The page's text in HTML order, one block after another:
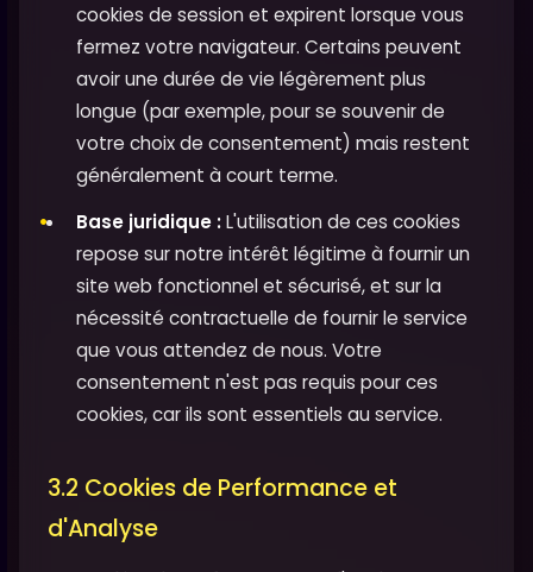
cookies de session et expirent lorsque vous
fermez votre navigateur. Certains peuvent
avoir une durée de vie légèrement plus
longue (par exemple, pour se souvenir de
votre choix de consentement) mais restent
généralement à court terme.
Base juridique :L'utilisation de ces cookies
repose sur notre intérêt légitime à fournir un
site web fonctionnel et sécurisé, et sur la
nécessité contractuelle de fournir le service
que vous attendez de nous. Votre
consentement n'est pas requis pour ces
cookies, car ils sont essentiels au service.
3.2 Cookies de Performance et
d'Analyse